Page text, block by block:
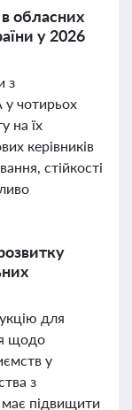
обласних
у 2026
з
чотирьох
на їх
керівників
стійкості
для
щодо
у
з
підвищити